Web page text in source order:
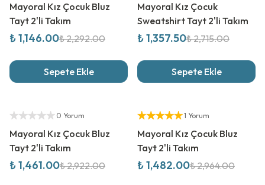
Mayoral Kız Çocuk Bluz
Tayt 2'li Takım
₺ 1,146.00₺ 2,292.00
Sepete Ekle
Mayoral Kız Çocuk
Sweatshirt Tayt 2'li Takım
₺ 1,357.50₺ 2,715.00
Sepete Ekle
Yetkili Satıcı
0 Yorum
Mayoral Kız Çocuk Bluz
Tayt 2'li Takım
₺ 1,461.00₺ 2,922.00
Yetkili Satıcı
1 Yorum
Mayoral Kız Çocuk Bluz
Tayt 2'li Takım
₺ 1,482.00₺ 2,964.00